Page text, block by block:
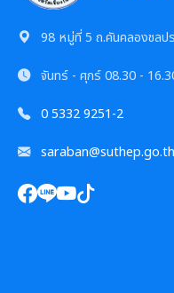
การเสริมสร้างแ
ถิ่น
ผลการคัดเลือกพ
98 หมู่ที่ 5 ถ.คันคลองชลป
จันทร์ - ศุกร์08.30 -
0 5332 9251-2
saraban@suthep.go.th